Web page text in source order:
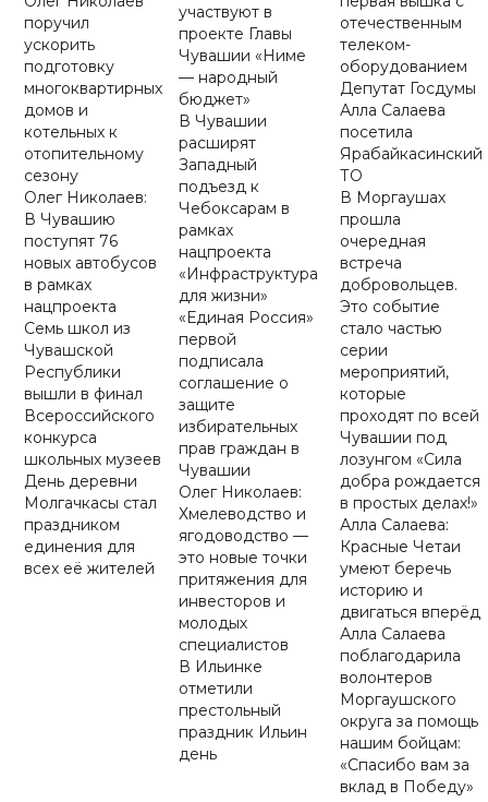
поручил
ускорить
подготовку
многоквартирных
домов и
котельных к
отопительному
сезону
Олег Николаев:
В Чувашию
поступят 76
новых автобусов
в рамках
нацпроекта
Семь школ из
Чувашской
Республики
вышли в финал
Всероссийского
конкурса
школьных музеев
День деревни
Молгачкасы стал
праздником
единения для
всех её жителей
участвуют в
проекте Главы
Чувашии «Ниме
— народный
бюджет»
В Чувашии
расширят
Западный
подъезд к
Чебоксарам в
рамках
нацпроекта
«Инфраструктура
для жизни»
«Единая Россия»
первой
подписала
соглашение о
защите
избирательных
прав граждан в
Чувашии
Олег Николаев:
Хмелеводство и
ягодоводство —
это новые точки
притяжения для
инвесторов и
молодых
специалистов
В Ильинке
отметили
престольный
праздник Ильин
день
отечественным
телеком-
оборудованием
Депутат Госдумы
Алла Салаева
посетила
Ярабайкасинский
ТО
В Моргаушах
прошла
очередная
встреча
добровольцев.
Это событие
стало частью
серии
мероприятий,
которые
проходят по всей
Чувашии под
лозунгом «Сила
добра рождается
в простых делах!»
Алла Салаева:
Красные Четаи
умеют беречь
историю и
двигаться вперёд
Алла Салаева
поблагодарила
волонтеров
Моргаушского
округа за помощь
нашим бойцам:
«Спасибо вам за
вклад в Победу»